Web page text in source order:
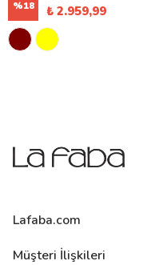
%18 ₺ 2.959,99
Lafaba.com
Müşteri İlişkileri